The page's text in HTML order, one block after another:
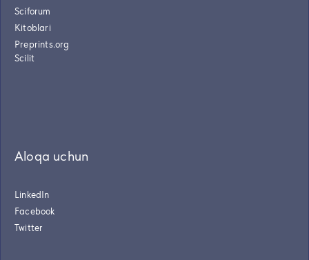
Sciforum
Kitoblari
Preprints.org
Scilit
Aloqa uchun
LinkedIn
Facebook
Twitter